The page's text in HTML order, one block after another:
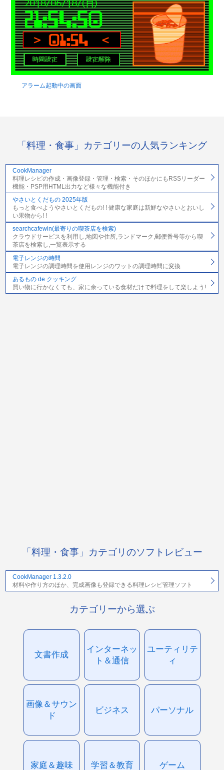
アラーム起動中の画面
「料理・食事」カテゴリーの人気ランキング
CookManager
料理レシピの作成・画像登録・管理・検索・そのほかにもRSSリーダー
機能・PSP用HTML出力など様々な機能付き
やさいとくだもの 2025年版
もっと食べようやさいとくだもの! ! 健康な家庭は新鮮なやさいとおいし
い果物から! !
searchcafewin(最寄りの喫茶店を検索)
クラウドサービスを利用し,地図や住所,ランドマーク,郵便番号等から喫
茶店を検索し,一覧表示する
電子レンジの時間
電子レンジの調理時間を使用レンジのワットの調理時間に変換
あるもの de クッキング
買い物に行かなくても、家に余っている食材だけで料理をして楽しよう!
「料理・食事」カテゴリのソフトレビュー
CookManager 1.3.2.0
材料や作り方のほか、完成画像も登録できる料理レシピ管理ソフト
カテゴリーから選ぶ
文書作成
インターネッ
ト＆通信
ユーティリテ
ィ
画像＆サウン
ド
ビジネス パーソナル
家庭＆趣味 学習＆教育 ゲーム